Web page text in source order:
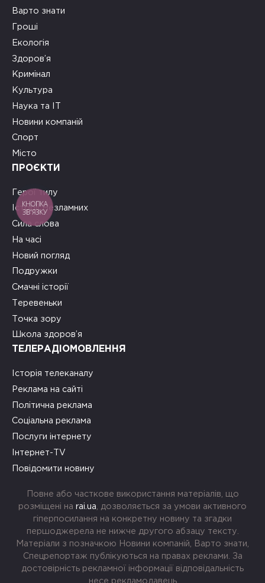
Варто знати
Гроші
Екологія
Здоров’я
Кримінал
Культура
Наука та ІТ
Новини компаній
Спорт
Місто
ПРОЄКТИ
Герої тилу
Історії Незламних
Сила слова
На часі
Новий погляд
Подружки
Смачні історії
Теревеньки
Точка зору
Школа здоров’я
ТЕЛЕРАДІОМОВЛЕННЯ
Історія телеканалу
Реклама на сайті
Політична реклама
Соціальна реклама
Послуги інтернету
Інтернет-TV
Повідомити новину
Повне або часткове використання матеріалів, що
розміщені на rai.ua , дозволяється за умови активного
гіперпосилання на конкретну новину та згадки
першоджерела не нижче другого абзацу тексту.
Матеріали з позначкою Новини компаній, Варто знати,
Спецрепортаж публікуються на правах реклами. За
достовірність рекламної інформації відповідальність
несе рекламодавець
КНОПКА
ЗВ'ЯЗКУ